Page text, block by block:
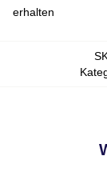
erhalten